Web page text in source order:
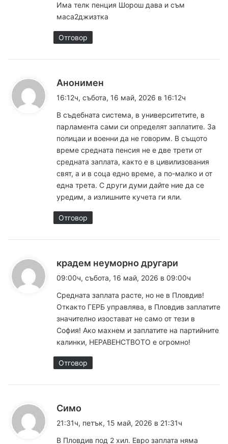
:
Има телк пенция Шорош дава и съм
маса2джизтка
Отговор
Анонимен
а
:
16:12ч, събота, 16 май, 2026 в 16:12ч
В съдебната система, в университетите, в
парламента сами си определят заплатите. За
полицаи и военни да не говорим. В същото
време средната пенсия не е две трети от
средната заплата, както е в цивилизования
свят, а и в соца едно време, а по-малко и от
една трета. С други думи дайте ние да се
уредим, а излишните кучета ги яли.
Отговор
крадем неуморно другари
а
а
:
09:00ч, събота, 16 май, 2026 в 09:00ч
Средната заплата расте, но не в Пловдив!
Откакто ГЕРБ управлява, в Пловдив заплатите
значително изостават не само от тези в
София! Ако махнем и заплатите на партийните
калинки, НЕРАВЕНСТВОТО е огромно!
Отговор
Симо
21:31ч, петък, 15 май, 2026 в 21:31ч
В Пловдив под 2 хил. Евро заплата няма